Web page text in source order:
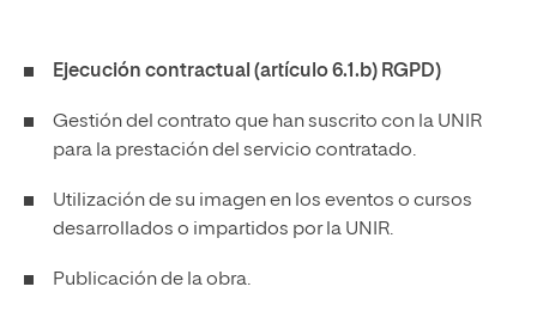
Ejecución contractual (artículo 6.1.b) RGPD)
Gestión del contrato que han suscrito con la UNIR
para la prestación del servicio contratado.
Utilización de su imagen en los eventos o cursos
desarrollados o impartidos por la UNIR.
Publicación de la obra.